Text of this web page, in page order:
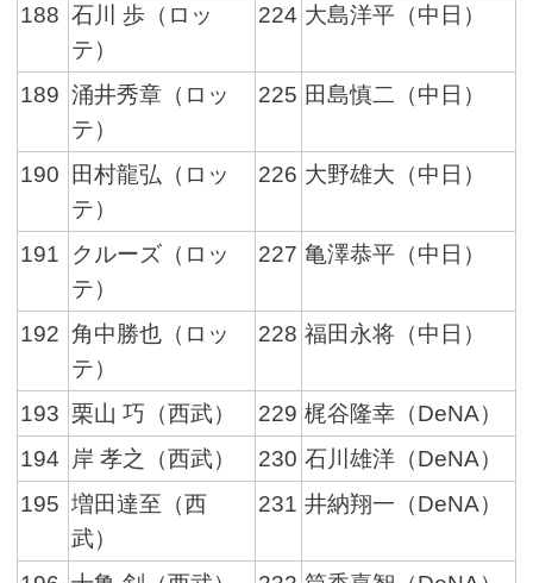
188 石川 歩（ロッ
テ）
224 大島洋平（中日）
189 涌井秀章（ロッ
テ）
225 田島慎二（中日）
190
田村龍弘（ロッ
テ）
226 大野雄大（中日）
191
クルーズ（ロッ
テ）
227 亀澤恭平（中日）
192 角中勝也（ロッ
テ）
228 福田永将（中日）
193 栗山 巧（西武） 229 梶谷隆幸（DeNA）
194
岸 孝之（西武） 230 石川雄洋（DeNA）
195 増田達至（西
武）
231 井納翔一（DeNA）